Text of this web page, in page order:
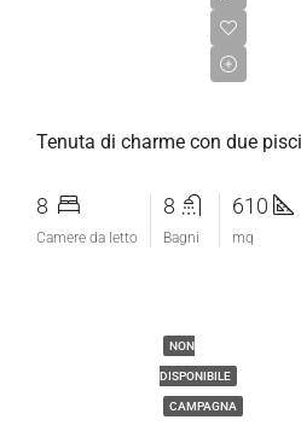
8
Camere da letto
8
Bagni
610
mq
NON
DISPONIBILE
CAMPAGNA